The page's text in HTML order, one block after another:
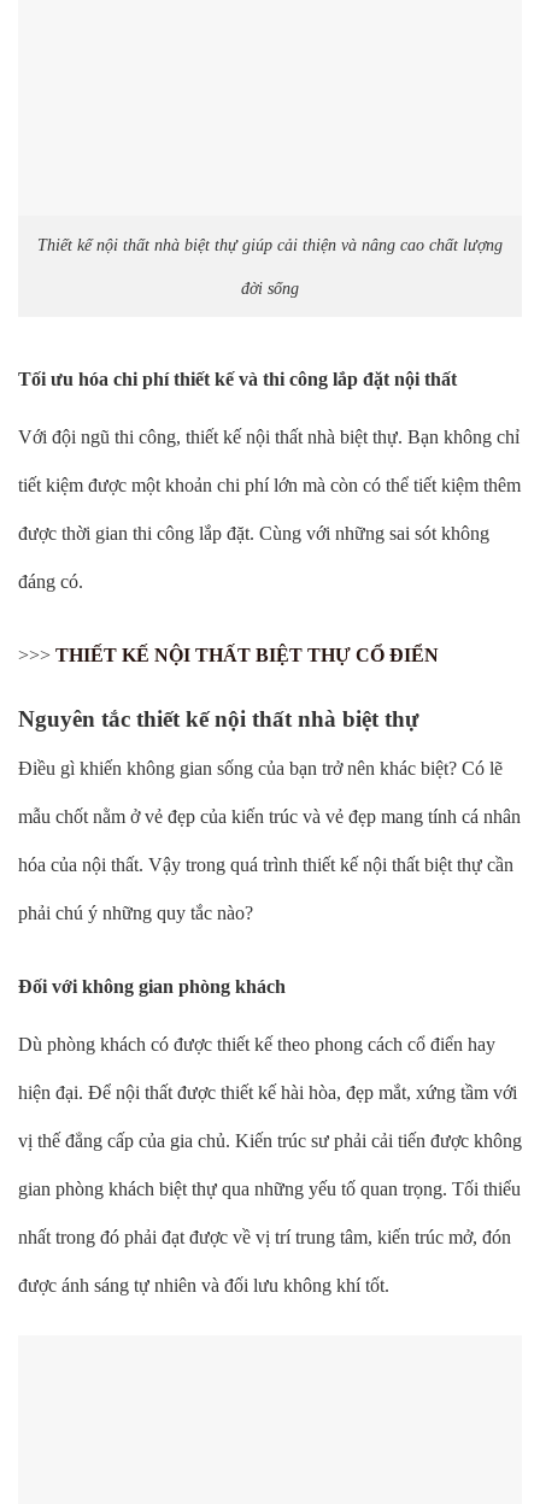
Thiết kế nội thất nhà biệt thự giúp cải thiện và nâng cao chất lượng
đời sống
Tối ưu hóa chi phí thiết kế và thi công lắp đặt nội thất
Với đội ngũ thi công, thiết kế nội thất nhà biệt thự. Bạn không chỉ
tiết kiệm được một khoản chi phí lớn mà còn có thể tiết kiệm thêm
được thời gian thi công lắp đặt. Cùng với những sai sót không
đáng có.
>>> THIẾT KẾ NỘI THẤT BIỆT THỰ CỔ ĐIỂN
Nguyên tắc thiết kế nội thất nhà biệt thự
Điều gì khiến không gian sống của bạn trở nên khác biệt? Có lẽ
mẫu chốt nằm ở vẻ đẹp của kiến trúc và vẻ đẹp mang tính cá nhân
hóa của nội thất. Vậy trong quá trình thiết kế nội thất biệt thự cần
phải chú ý những quy tắc nào?
Đối với không gian phòng khách
Dù phòng khách có được thiết kế theo phong cách cổ điển hay
hiện đại. Để nội thất được thiết kế hài hòa, đẹp mắt, xứng tầm với
vị thế đẳng cấp của gia chủ. Kiến trúc sư phải cải tiến được không
gian phòng khách biệt thự qua những yếu tố quan trọng. Tối thiểu
nhất trong đó phải đạt được về vị trí trung tâm, kiến trúc mở, đón
được ánh sáng tự nhiên và đối lưu không khí tốt.